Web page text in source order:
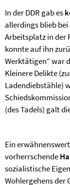
In der DDR gab es
allerdings blieb
Arbeitsplatz in der
konnte auf ihn
Werktätigen“ war
Kleinere Delikte
Ladendiebstähle)
(des Tadels) galt
Ein
vorherrschende
sozialistische
Wohlergehens der